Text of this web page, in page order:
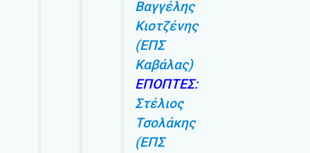
Βαγγέλης
Κιοτζένης
(ΕΠΣ
Καβάλας)
ΕΠΟΠΤΕΣ:
Στέλιος
Τσολάκης
(ΕΠΣ